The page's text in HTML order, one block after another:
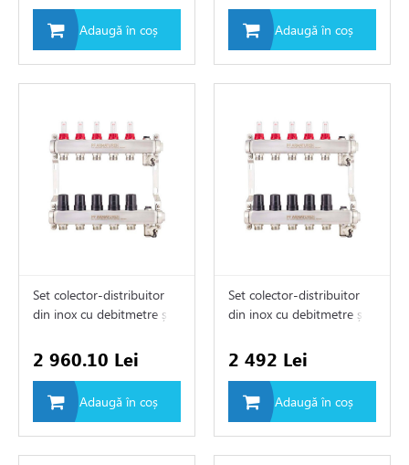
Adaugă în coș Adaugă în coș
Set colector-distribuitor
din inox cu debitmetre și
3/4"M (5)
2 960.10 Lei
Adaugă în coș
Set colector-distribuitor
din inox cu debitmetre și
3/4"M (4)
2 492 Lei
Adaugă în coș